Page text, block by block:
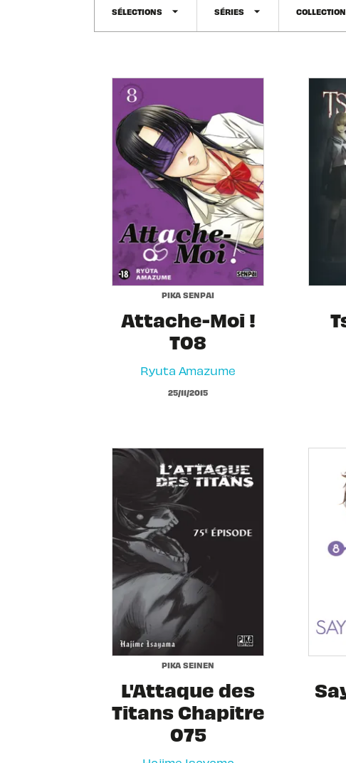
SÉLECTIONS arrow_drop_down SÉRIES arrow_drop_down
PIKA SENPAI
Attache-Moi !
T08
Ryuta Amazume
25/11/2015
PIKA SEINEN
L'Attaque des
Titans Chapitre
075